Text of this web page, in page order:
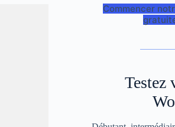
Commencer
Testez